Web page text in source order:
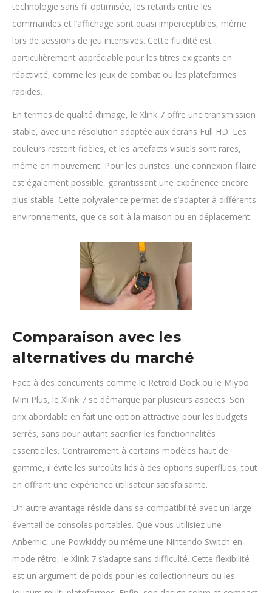
technologie sans fil optimisée, les retards entre les
commandes et l’affichage sont quasi imperceptibles, même
lors de sessions de jeu intensives. Cette fluidité est
particulièrement appréciable pour les titres exigeants en
réactivité, comme les jeux de combat ou les plateformes
rapides.
En termes de qualité d’image, le Xlink 7 offre une transmission
stable, avec une résolution adaptée aux écrans Full HD. Les
couleurs restent fidèles, et les artefacts visuels sont rares,
même en mouvement. Pour les puristes, une connexion filaire
est également possible, garantissant une expérience encore
plus stable. Cette polyvalence permet de s’adapter à différents
environnements, que ce soit à la maison ou en déplacement.
Comparaison avec les
alternatives du marché
Face à des concurrents comme le Retroid Dock ou le Miyoo
Mini Plus, le Xlink 7 se démarque par plusieurs aspects. Son
prix abordable en fait une option attractive pour les budgets
serrés, sans pour autant sacrifier les fonctionnalités
essentielles. Contrairement à certains modèles haut de
gamme, il évite les surcoûts liés à des options superflues, tout
en offrant une expérience utilisateur satisfaisante.
Un autre avantage réside dans sa compatibilité avec un large
éventail de consoles portables. Que vous utilisiez une
Anbernic, une Powkiddy ou même une Nintendo Switch en
mode rétro, le Xlink 7 s’adapte sans difficulté. Cette flexibilité
est un argument de poids pour les collectionneurs ou les